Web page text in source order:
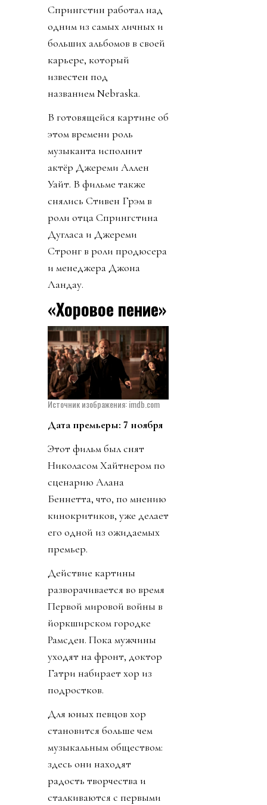
Спрингстин работал над
одним из самых личных и
больших альбомов в своей
карьере, который
известен под
названием Nebraska.
В готовящейся картине об
этом времени роль
музыканта исполнит
актёр Джереми Аллен
Уайт. В фильме также
снялись Стивен Грэм в
роли отца Спрингстина
Дугласа и Джереми
Стронг в роли продюсера
и менеджера Джона
Ландау.​​
«Хоровое пение»
Источник изображения: imdb.com
Дата премьеры: 7 ноября
Этот фильм был снят
Николасом Хайтнером по
сценарию Алана
Беннетта, что, по мнению
кинокритиков, уже делает
его одной из ожидаемых
премьер.
Действие картины
разворачивается во время
Первой мировой войны в
йоркширском городке
Рамсден. Пока мужчины
уходят на фронт, доктор
Гатри набирает хор из
подростков.
Для юных певцов хор
становится больше чем
музыкальным обществом:
здесь они находят
радость творчества и
сталкиваются с первыми